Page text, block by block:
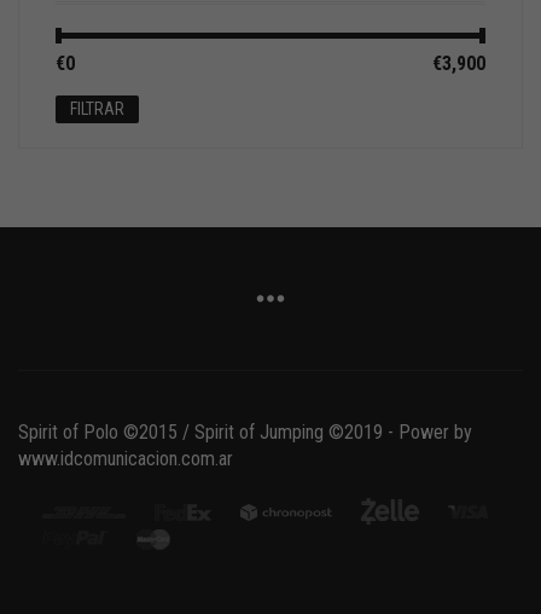
Precio
Precio
FILTRAR
€0 €3,900
Spirit of Polo ©2015 / Spirit of Jumping ©2019 - Power by
www.idcomunicacion.com.ar